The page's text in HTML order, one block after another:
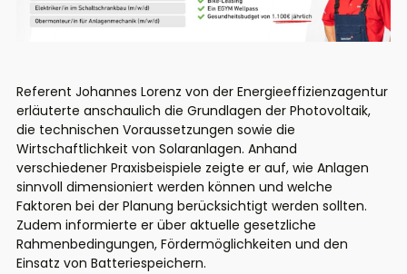
Referent Johannes Lorenz von der Energieeffizienzagentur
erläuterte anschaulich die Grundlagen der Photovoltaik,
die technischen Voraussetzungen sowie die
Wirtschaftlichkeit von Solaranlagen. Anhand
verschiedener Praxisbeispiele zeigte er auf, wie Anlagen
sinnvoll dimensioniert werden können und welche
Faktoren bei der Planung berücksichtigt werden sollten.
Zudem informierte er über aktuelle gesetzliche
Rahmenbedingungen, Fördermöglichkeiten und den
Einsatz von Batteriespeichern.